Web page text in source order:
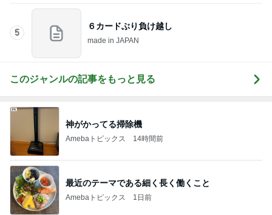
5
６カードぶり負け越し
made in JAPAN
このジャンルの記事をもっと見る
神がかってる掃除機
Amebaトピックス 14時間前
最近のテーマである細く長く働くこと
Amebaトピックス 1日前